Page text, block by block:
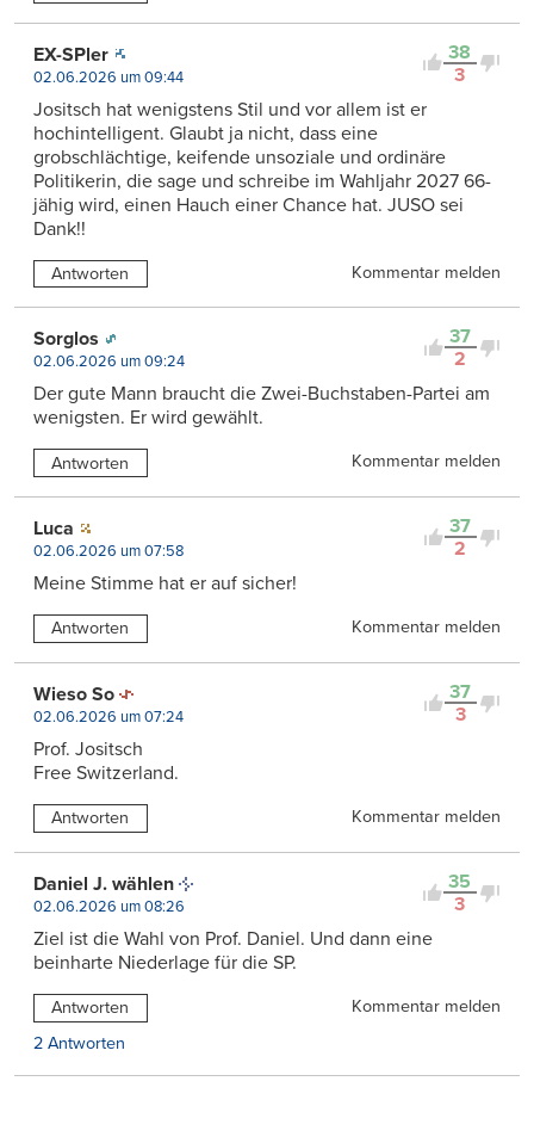
38
3
EX-SPler
02.06.2026 um 09:44
Jositsch hat wenigstens Stil und vor allem ist er
hochintelligent. Glaubt ja nicht, dass eine
grobschlächtige, keifende unsoziale und ordinäre
Politikerin, die sage und schreibe im Wahljahr 2027 66-
jähig wird, einen Hauch einer Chance hat. JUSO sei
Dank!!
Antworten Kommentar melden
37
2
Sorglos
02.06.2026 um 09:24
Der gute Mann braucht die Zwei-Buchstaben-Partei am
wenigsten. Er wird gewählt.
Antworten Kommentar melden
37
2
Luca
02.06.2026 um 07:58
Meine Stimme hat er auf sicher!
Antworten Kommentar melden
37
3
Wieso So
02.06.2026 um 07:24
Prof. Jositsch
Free Switzerland.
Antworten Kommentar melden
35
3
Daniel J. wählen
02.06.2026 um 08:26
Ziel ist die Wahl von Prof. Daniel. Und dann eine
beinharte Niederlage für die SP.
Antworten
Kommentar melden
2 Antworten